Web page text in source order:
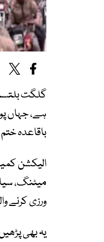
گلگت
باقاعدہ
الیکشن
میٹنگ،
ورزی کرنے
یہ بھی